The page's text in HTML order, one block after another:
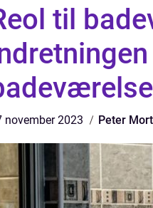
til
november 2023 Peter